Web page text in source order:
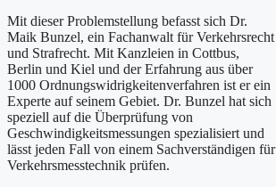
Mit dieser Problemstellung befasst sich Dr.
Maik Bunzel, ein Fachanwalt für Verkehrsrecht
und Strafrecht. Mit Kanzleien in Cottbus,
Berlin und Kiel und der Erfahrung aus über
1000 Ordnungswidrigkeitenverfahren ist er ein
Experte auf seinem Gebiet. Dr. Bunzel hat sich
speziell auf die Überprüfung von
Geschwindigkeitsmessungen spezialisiert und
lässt jeden Fall von einem Sachverständigen für
Verkehrsmesstechnik prüfen.